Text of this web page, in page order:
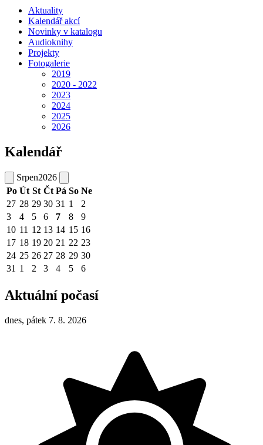
Aktuality
Kalendář akcí
Novinky v katalogu
Audioknihy
Projekty
Fotogalerie
2019
2020 - 2022
2023
2024
2025
2026
Kalendář
Srpen2026
Po Út St Čt Pá So Ne
27 28 29 30 31 1
2
3
4 5 6 7 8
9
10 11 12 13 14 15 16
17 18 19 20 21 22 23
24 25 26 27 28 29 30
31 1 2 3 4 5 6
Aktuální počasí
dnes, pátek 7. 8. 2026